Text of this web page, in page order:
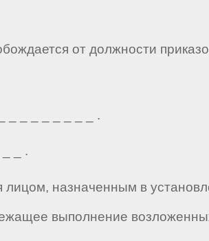
от должности
_ _ _ _ _ _ _ _ .
_ .
лицом, назначенным в
выполнение